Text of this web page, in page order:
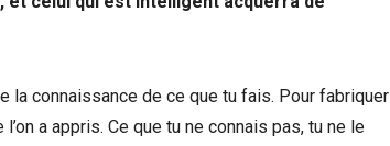
la connaissance de ce que tu fais. Pour fabriquer
a appris. Ce que tu ne connais pas, tu ne le